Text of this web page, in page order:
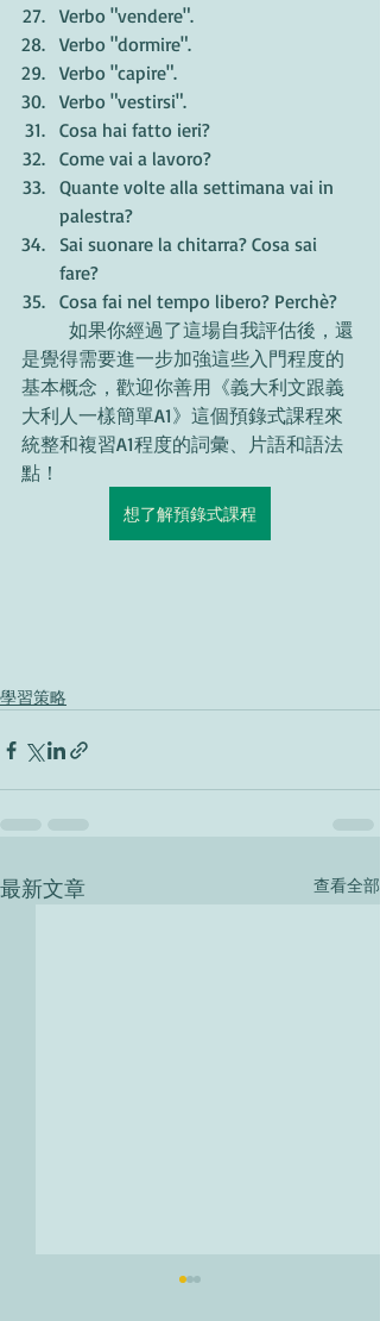
Verbo "vendere".
Verbo "dormire".
Verbo "capire".
Verbo "vestirsi".
Cosa hai fatto ieri?
Come vai a lavoro?
Quante volte alla settimana vai in
palestra?
Sai suonare la chitarra? Cosa sai
fare?
Cosa fai nel tempo libero? Perchè?
是覺得需要進一步加強這些入門程度的
基本概念，歡迎你善用《義大利文跟義
大利人一樣簡單A1》這個預錄式課程來
統整和複習A1程度的詞彙、片語和語法
點！
想了解預錄式課程
學習策略
最新文章 查看全部